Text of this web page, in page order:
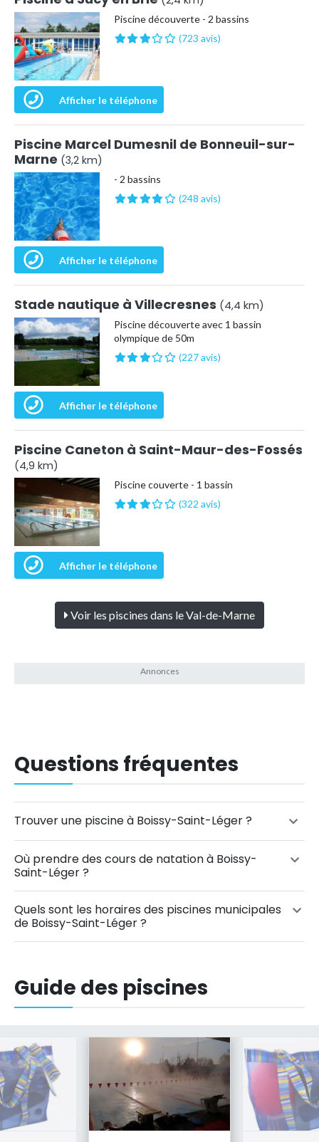
Piscine découverte - 2 bassins
(723 avis)
Afficher le téléphone
Piscine Marcel Dumesnil de Bonneuil-sur-
Marne (3,2 km)
- 2 bassins
(248 avis)
Afficher le téléphone
Stade nautique à Villecresnes (4,4 km)
Piscine découverte avec 1 bassin
olympique de 50m
(227 avis)
Afficher le téléphone
Piscine Caneton à Saint-Maur-des-Fossés
(4,9 km)
Piscine couverte - 1 bassin
(322 avis)
Afficher le téléphone
Voir les piscines dans le Val-de-Marne
Questions fréquentes
Trouver une piscine à Boissy-Saint-Léger ?
Où prendre des cours de natation à Boissy-
Saint-Léger ?
Quels sont les horaires des piscines municipales
de Boissy-Saint-Léger ?
Guide des piscines